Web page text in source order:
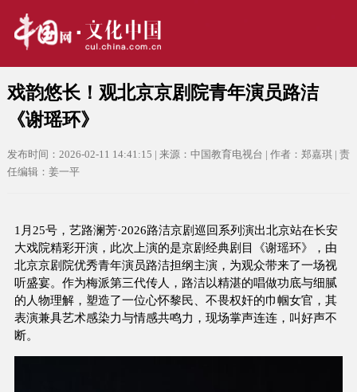
戏韵悠长！观北京京剧院青年演员路洁
《谢瑶环》
发布时间：2026-02-11 14:41:15 | 来源：中国教育电视台 | 作者：郑嘉琪 | 责
任编辑：姜一平
1月25号，艺路澜芳·2026路洁京剧巡回系列演出北京站在长安
大戏院精彩开演，此次上演的是京剧经典剧目《谢瑶环》，由
北京京剧院优秀青年演员路洁担纲主演，为观众带来了一场视
听盛宴。作为梅派第三代传人，路洁以精湛的唱做功底与细腻
的人物理解，塑造了一位心怀黎民、不畏权奸的巾帼女官，其
表演兼具艺术感染力与情感共鸣力，现场掌声连连，叫好声不
断。